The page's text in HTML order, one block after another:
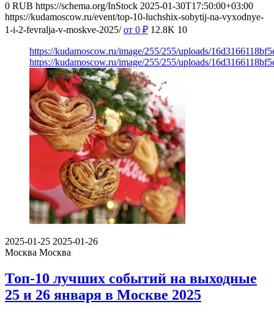
0 RUB https://schema.org/InStock 2025-01-30T17:50:00+03:00
https://kudamoscow.ru/event/top-10-luchshix-sobytij-na-vyxodnye-
1-i-2-fevralja-v-moskve-2025/ от 0 ₽ 12.8K 10
https://kudamoscow.ru/image/255/255/uploads/
https://kudamoscow.ru/image/255/255/uploads/
2025-01-25 2025-01-26
Москва Москва
Топ-10 лучших событий на выходные
25 и 26 января в Москве 2025